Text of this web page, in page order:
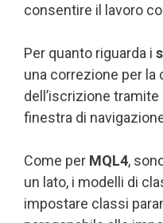
consentire il lavoro
Per quanto riguarda i
una correzione per la
dell’iscrizione
finestra di
Come per MQL4,
un lato, i modelli di
impostare classi